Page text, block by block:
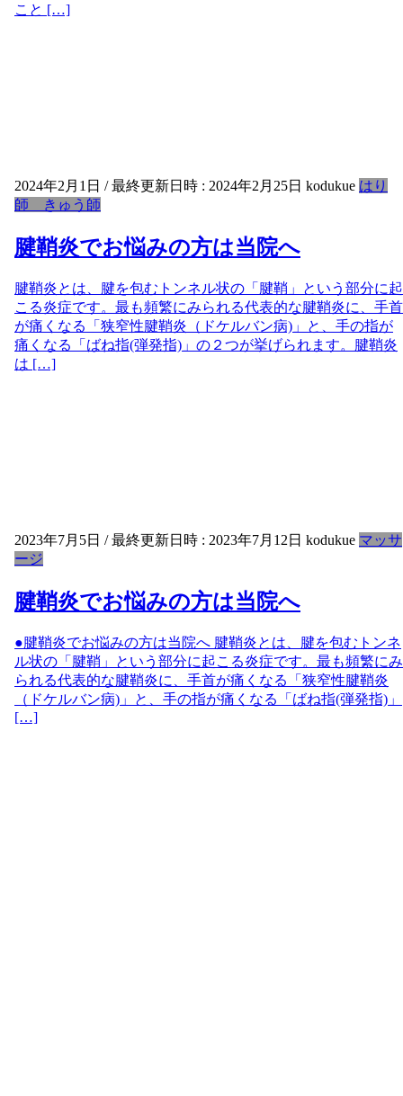
こと […]
2024年2月1日 / 最終更新日時 : 2024年2月25日 kodukue はり
師 きゅう師
腱鞘炎でお悩みの方は当院へ
腱鞘炎とは、腱を包むトンネル状の「腱鞘」という部分に起
こる炎症です。最も頻繁にみられる代表的な腱鞘炎に、手首
が痛くなる「狭窄性腱鞘炎（ドケルバン病)」と、手の指が
痛くなる「ばね指(弾発指)」の２つが挙げられます。腱鞘炎
は […]
2023年7月5日 / 最終更新日時 : 2023年7月12日 kodukue マッサ
ージ
腱鞘炎でお悩みの方は当院へ
●腱鞘炎でお悩みの方は当院へ 腱鞘炎とは、腱を包むトンネ
ル状の「腱鞘」という部分に起こる炎症です。最も頻繁にみ
られる代表的な腱鞘炎に、手首が痛くなる「狭窄性腱鞘炎
（ドケルバン病)」と、手の指が痛くなる「ばね指(弾発指)」
[…]